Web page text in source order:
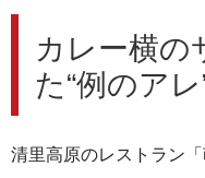
カレー横の
た“例のアレ
清里高原のレストラン